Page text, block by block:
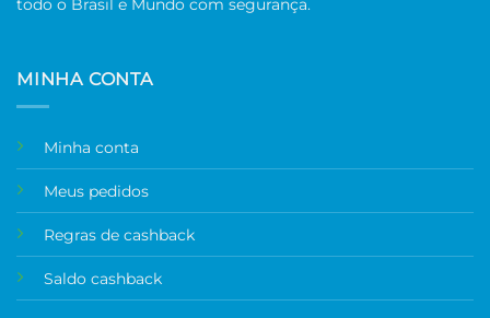
MINHA CONTA
Minha conta
Meus pedidos
Regras de cashback
Saldo cashback